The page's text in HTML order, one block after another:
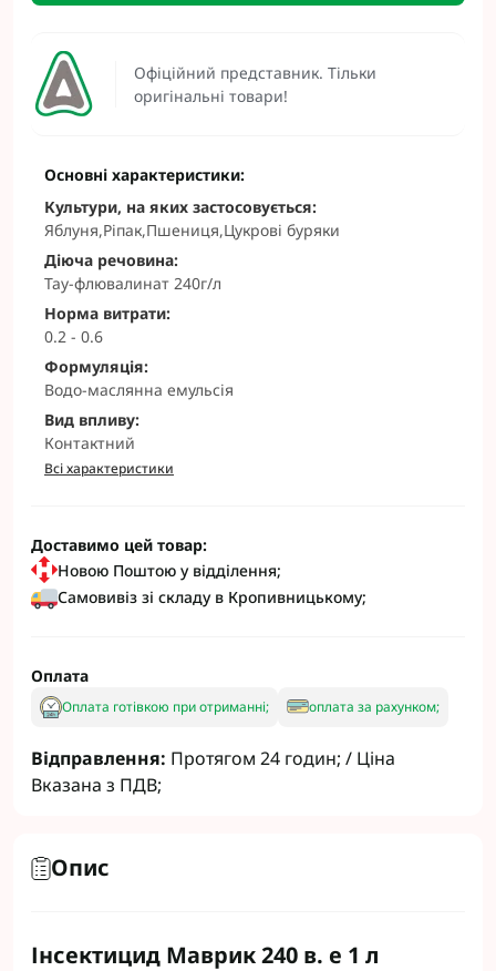
Офіційний представник. Тільки
оригінальні товари!
Основні характеристики:
Культури, на яких застосовується:
Яблуня,Ріпак,Пшениця,Цукрові буряки
Діюча речовина:
Тау-флювалинат 240г/л
Норма витрати:
0.2 - 0.6
Формуляція:
Водо-маслянна емульсія
Вид впливу:
Контактний
Всі характеристики
Доставимо цей товар:
Новою Поштою у відділення;
Самовивіз зі складу в Кропивницькому;
Оплата
Оплата готівкою при отриманні; оплата за рахунком;
Відправлення: Протягом 24 годин; / Ціна
Вказана з ПДВ;
Опис
Інсектицид Маврик 240 в. е 1 л